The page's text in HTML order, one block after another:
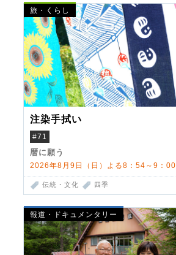
旅・くらし
注染手拭い
#71
暦に願う
2026年8月9日（日）よる8：54～9：00
伝統・文化 四季
報道・ドキュメンタリー